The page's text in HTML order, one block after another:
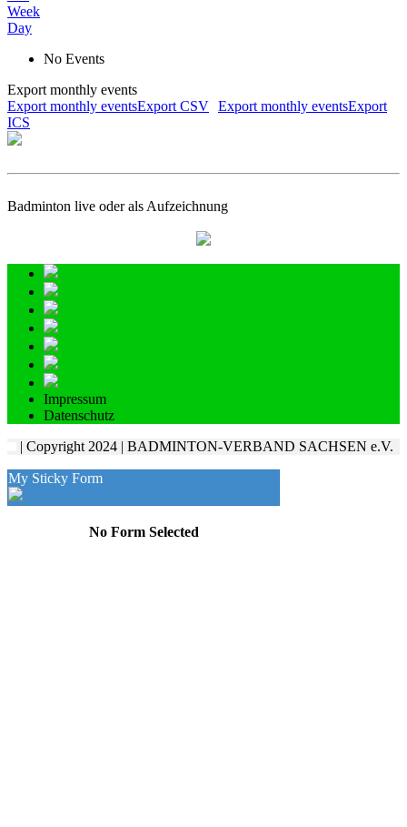
Week
Day
No Events
Export monthly events
Export monthly eventsExport CSV Export monthly eventsExport
ICS
Badminton live oder als Aufzeichnung
Impressum
Datenschutz
| Copyright 2024 | BADMINTON-VERBAND SACHSEN e.V.
My Sticky Form
No Form Selected